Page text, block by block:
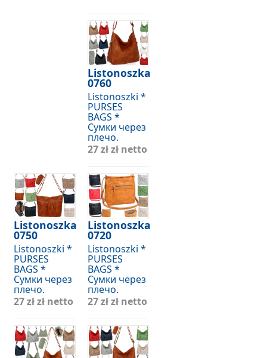
Listonoszka
0760
Listonoszki *
PURSES
BAGS *
Сумки через
плечо.
27 złzł netto
Listonoszka
0750
Listonoszki *
PURSES
BAGS *
Сумки через
плечо.
27 złzł netto
Listonoszka
0720
Listonoszki *
PURSES
BAGS *
Сумки через
плечо.
27 złzł netto